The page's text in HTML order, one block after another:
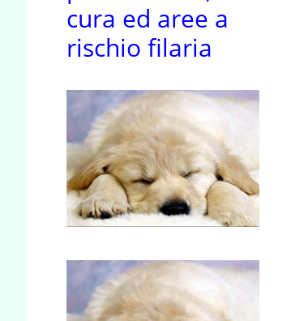
cura ed aree a
rischio filaria